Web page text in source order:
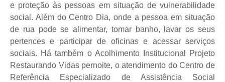
e proteção às pessoas em situação de vulnerabilidade
social. Além do Centro Dia, onde a pessoa em situação
de rua pode se alimentar, tomar banho, lavar os seus
pertences e participar de oficinas e acessar serviços
sociais. Há também o Acolhimento Institucional Projeto
Restaurando Vidas pernoite, o atendimento do Centro de
Referência Especializado de Assistência Social